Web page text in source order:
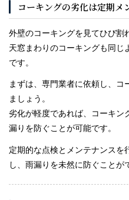
コーキングの劣化は定期メ
外壁のコーキングを見てひび割
天窓まわりのコーキングも同じ
です。
まずは、専門業者に依頼し、
ましょう。
劣化が軽度であれば、コーキン
漏りを防ぐことが可能です。
定期的な点検とメンテナンスを
し、雨漏りを未然に防ぐことが